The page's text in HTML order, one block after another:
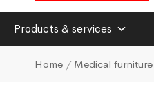
Products & services
Home / Medical furniture